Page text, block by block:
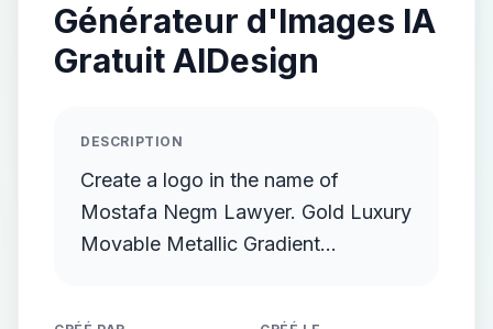
Générateur d'Images IA
Gratuit AIDesign
DESCRIPTION
Create a logo in the name of
Mostafa Negm Lawyer. Gold Luxury
Movable Metallic Gradient